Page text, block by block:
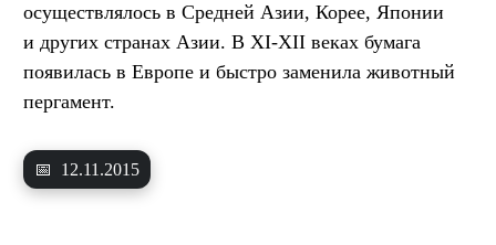
осуществлялось в Средней Азии, Корее, Японии
и других странах Азии. В XI-XII веках бумага
появилась в Европе и быстро заменила животный
пергамент.
📅 12.11.2015